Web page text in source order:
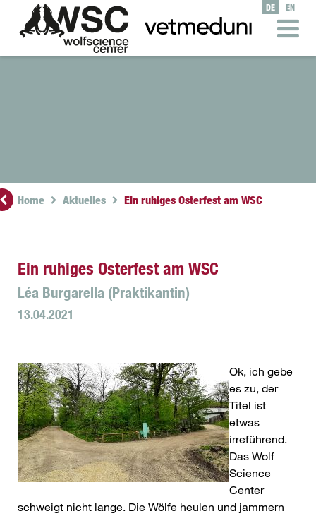
DE EN
Home Aktuelles Ein ruhiges Osterfest am WSC
Ein ruhiges Osterfest am WSC
Léa Burgarella (Praktikantin)
13.04.2021
Ok, ich gebe
es zu, der
Titel ist
etwas
irreführend.
Das Wolf
Science
Center
schweigt nicht lange. Die Wölfe heulen und jammern